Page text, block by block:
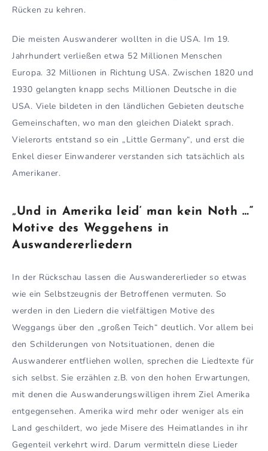
Rücken zu kehren.
Die meisten Auswanderer wollten in die USA. Im 19.
Jahrhundert verließen etwa 52 Millionen Menschen
Europa. 32 Millionen in Richtung USA. Zwischen 1820 und
1930 gelangten knapp sechs Millionen Deutsche in die
USA. Viele bildeten in den ländlichen Gebieten deutsche
Gemeinschaften, wo man den gleichen Dialekt sprach.
Vielerorts entstand so ein „Little Germany“, und erst die
Enkel dieser Einwanderer verstanden sich tatsächlich als
Amerikaner.
„Und in Amerika leid‘ man kein Noth …“
Motive des Weggehens in
Auswandererliedern
In der Rückschau lassen die Auswandererlieder so etwas
wie ein Selbstzeugnis der Betroffenen vermuten. So
werden in den Liedern die vielfältigen Motive des
Weggangs über den „großen Teich“ deutlich. Vor allem bei
den Schilderungen von Notsituationen, denen die
Auswanderer entfliehen wollen, sprechen die Liedtexte für
sich selbst. Sie erzählen z.B. von den hohen Erwartungen,
mit denen die Auswanderungswilligen ihrem Ziel Amerika
entgegensehen. Amerika wird mehr oder weniger als ein
Land geschildert, wo jede Misere des Heimatlandes in ihr
Gegenteil verkehrt wird. Darum vermitteln diese Lieder